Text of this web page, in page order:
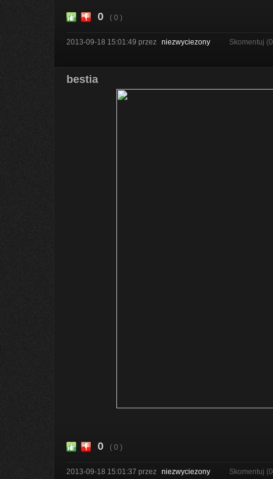
0 ( 0 )
2013-09-18 15:01:49 przez niezwyciezony Skomentuj
bestia
0 ( 0 )
2013-09-18 15:01:37 przez niezwyciezony Skomentuj